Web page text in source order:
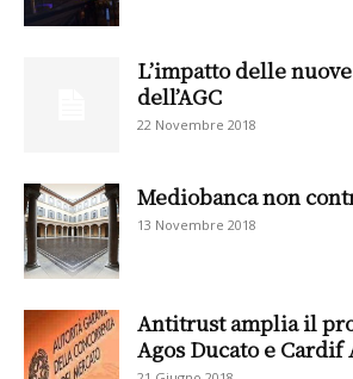
L’impatto delle
dell’AGC
22 Novembre 2018
Mediobanca non
13 Novembre 2018
Antitrust amplia il
Agos Ducato e Cardif